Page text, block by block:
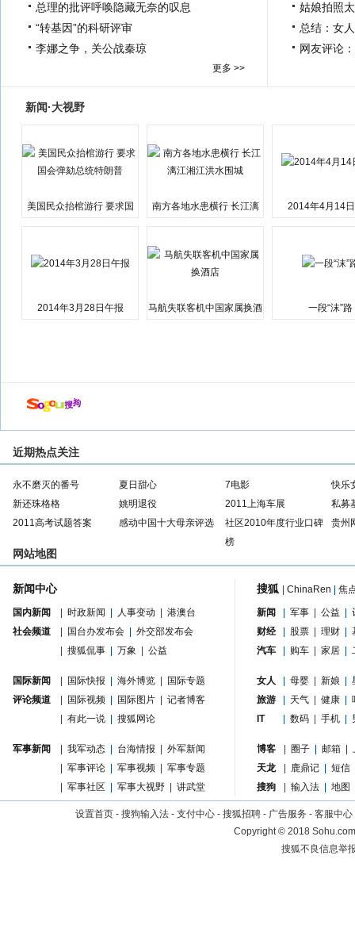
总理的批评呼唤隐藏无奈的叹息
“转基因”的科研评审
李娜之争，关公战秦琼
更多 >>
姑娘拍照
总结：女
网友评论
新闻·大视野
美国民众抬棺游行 要求国
南方各地水患横行 长江漓
2014年4月14
2014年3月28日午报
马航失联客机中国家属换酒
一段“沫”路
近期热点关注
永不磨灭的番号 夏日甜心 7电影
快乐
新还珠格格
姚明退役 2011上海车展
私募
2011高考试题答案
感动中国十大母亲评选
社区2010年度行业口碑
榜
贵州
网站地图
新闻中心
国内新闻 时政新闻 人事变动
港澳台
国台办发布会 外交部发布会
社会频道
搜狐侃事 万象 公益
国际新闻 国际快报 海外博览
国际专题
国际视频 国际图片 记者博客
评论频道
有此一说 搜狐网论
军事新闻 我军动态 台海情报
外军新闻
军事评论 军事视频
军事专题
军事社区 军事大视野 讲武堂
搜狐 ChinaRen 焦
新闻 军事 公益
财经
股票 理财
汽车
购车 家居
女人 母婴 新娘
旅游
天气 健康
IT
数码 手机
博客 圈子 邮箱
天龙
鹿鼎记
短信
搜狗
输入法 地图
设置首页 - 搜狗输入法 - 支付中心 - 搜狐招聘 - 广告服务 - 客服中心
Copyright©2018
搜狐不良信息举